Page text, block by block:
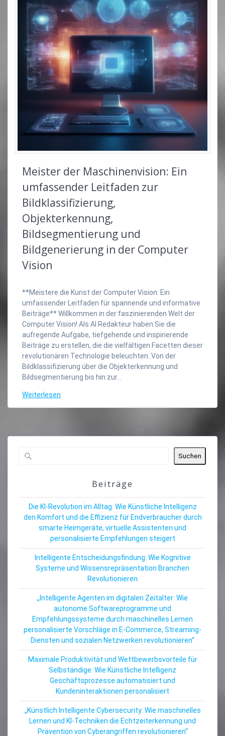
Meister der Maschinenvision: Ein
umfassender Leitfaden zur
Bildklassifizierung,
Objekterkennung,
Bildsegmentierung und
Bildgenerierung in der Computer
Vision
**Meistere die Kunst der Computer Vision: Ein
umfassender Leitfaden für spannende und informative
Beiträge** Willkommen in der faszinierenden Welt der
Computer Vision! Als AI Redakteur haben Sie die
aufregende Aufgabe, tiefgehende und inspirierende
Beiträge zu erstellen, die die vielfältigen Facetten dieser
revolutionären Technologie beleuchten. Von der
Bildklassifizierung über die Objekterkennung und
Bildsegmentierung bis hin zur…
Weiterlesen
Suchen
Beiträge
Die KI-Revolution im Alltag: Wie Künstliche Intelligenz
den Komfort und die Effizienz für Endverbraucher durch
smarte Heimgeräte, virtuelle Assistenten und
personalisierte Empfehlungen steigert
Intelligente Entscheidungsfindung: Wie Kognitive
Systeme und Wissensrepräsentation Branchen
Revolutionieren
„Intelligente Agenten im digitalen Zeitalter: Wie
autonome Softwareprogramme und
Empfehlungssysteme durch maschinelles Lernen
personalisierte Vorschläge in E-Commerce, Streaming-
Diensten und sozialen Netzwerken revolutionieren“
Maximale Produktivität und Wettbewerbsvorteile für
Selbständige: Wie Künstliche Intelligenz
Geschäftsprozesse automatisiert und
Kundeninteraktionen personalisiert
„Künstlich Intelligente Cybersecurity: Wie maschinelles
Lernen und KI-Techniken die Echtzeiterkennung und
Prävention von Cyberangriffen revolutionieren“